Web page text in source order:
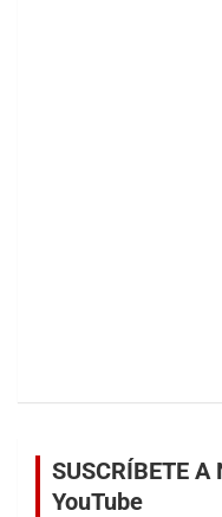
SUSCRÍBETE A
YouTube